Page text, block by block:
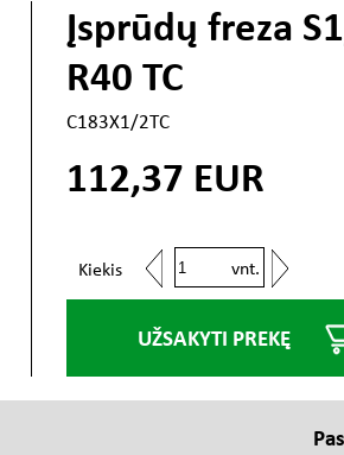
Įsprūdų freza
R40 TC
C183X1/2TC
112,37 EUR
Kiekis vnt.
UŽSAKYTI PREKĘ